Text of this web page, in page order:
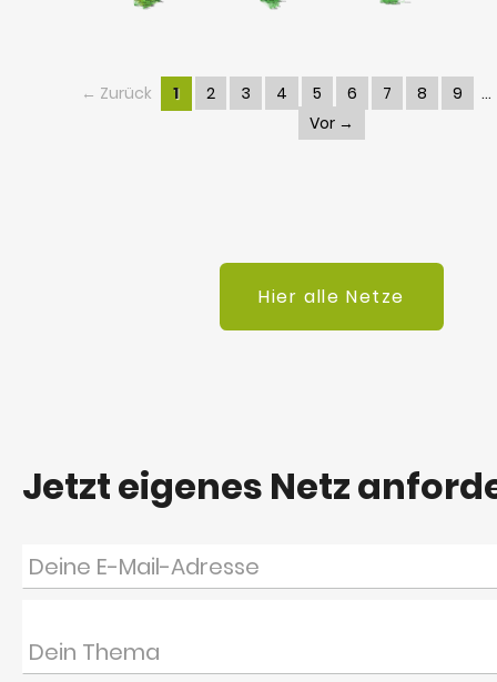
← Zurück 1 2 3 4 5 6 7 8
9
Vor →
Hier alle Netze
Jetzt eigenes Netz